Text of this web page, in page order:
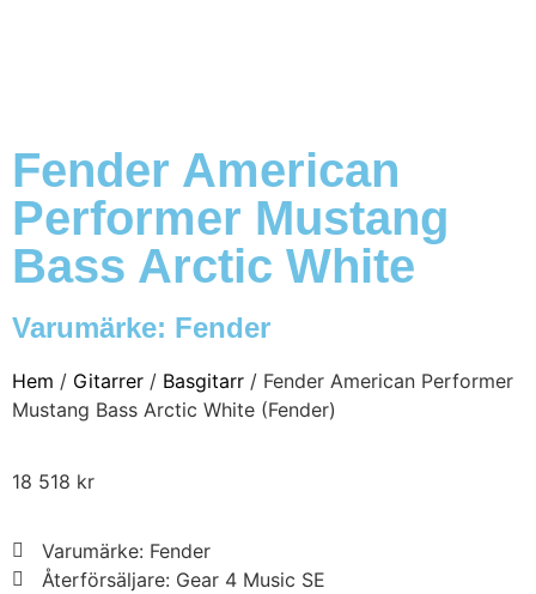
Fender American
Performer Mustang
Bass Arctic White
Varumärke: Fender
Hem / Gitarrer / Basgitarr / Fender American Performer
Mustang Bass Arctic White (Fender)
18 518 kr
Varumärke: Fender
Återförsäljare: Gear 4 Music SE